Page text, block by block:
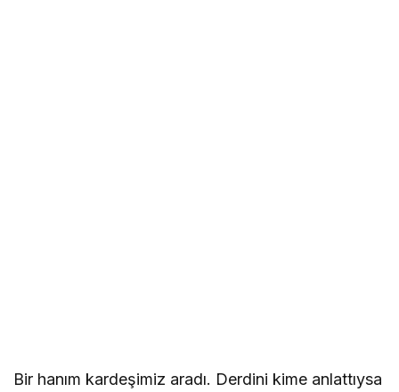
Bir hanım kardeşimiz aradı. Derdini kime anlattıysa